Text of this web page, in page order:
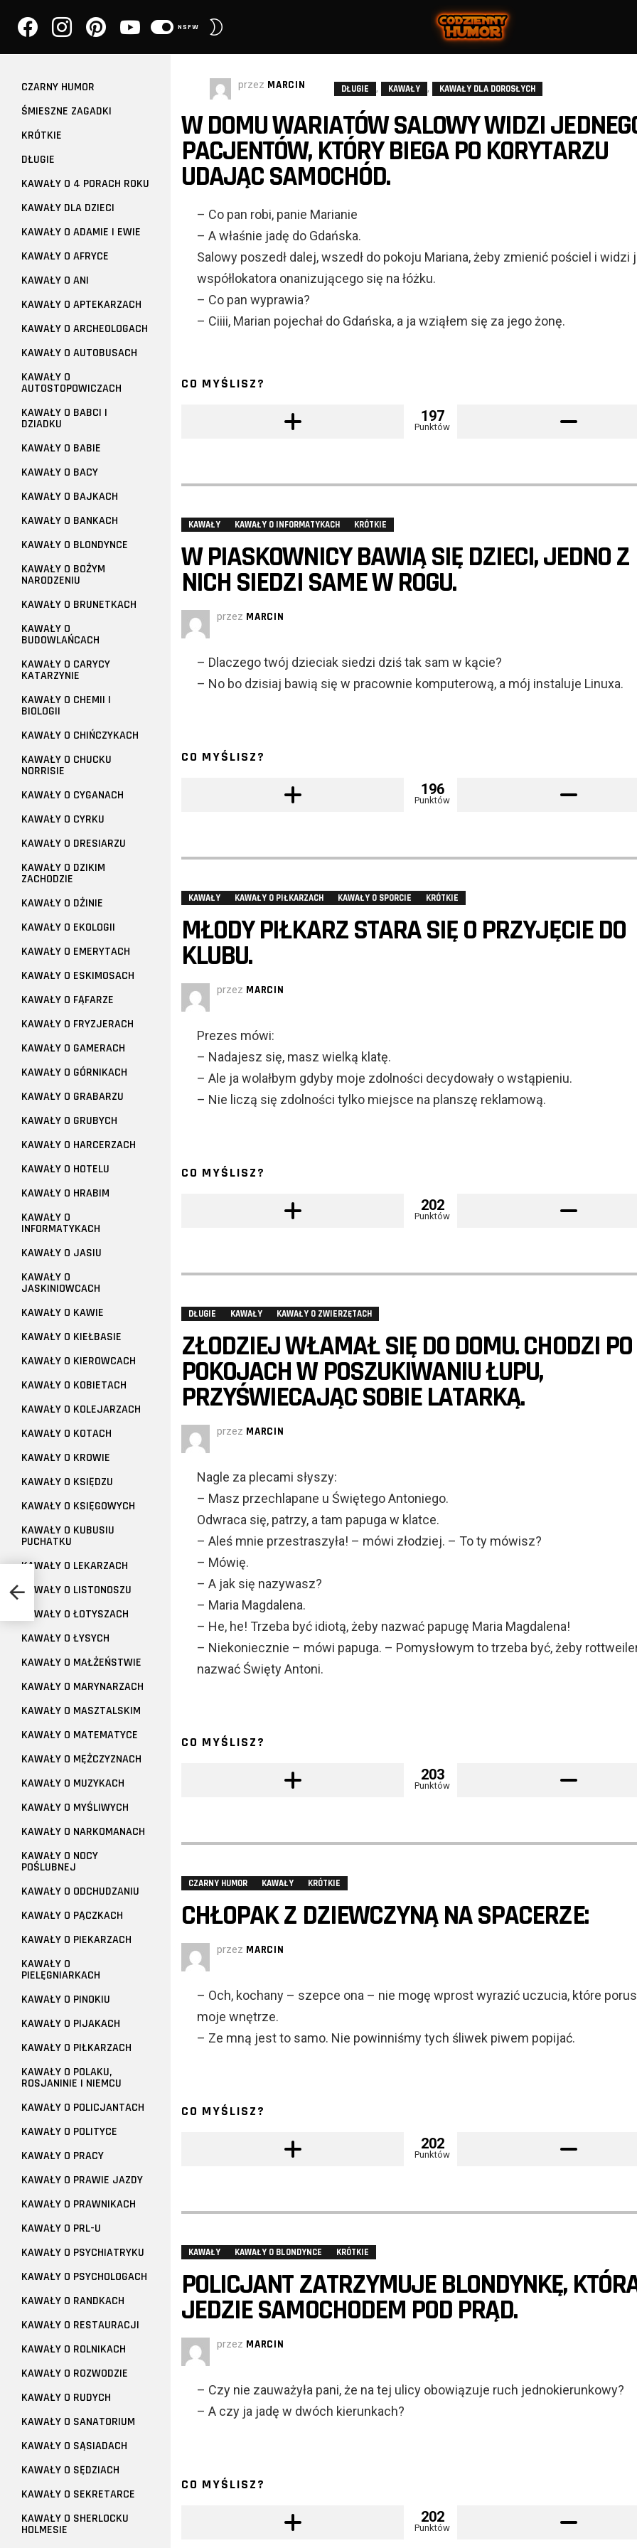
NSFW
przez MARCIN DŁUGIE , KAWAŁY , KAWAŁY DLA DOROSŁYCH
W DOMU WARIATÓW SALOWY WIDZI
PACJENTÓW, KTÓRY BIEGA PO KORYTARZU
UDAJĄC SAMOCHÓD.
– Co pan robi, panie Marianie
– A właśnie jadę do Gdańska.
Salowy poszedł dalej, wszedł do pokoju Mariana, żeby zmienić pościel i widzi
współlokatora onanizującego się na łóżku.
– Co pan wyprawia?
– Ciiii, Marian pojechał do Gdańska, a ja wziąłem się za jego żonę.
CO MYŚLISZ?
197
Punktów
KAWAŁY KAWAŁY O INFORMATYKACH KRÓTKIE
W PIASKOWNICY BAWIĄ SIĘ DZIECI, JEDNO Z
NICH SIEDZI SAME W ROGU.
przez MARCIN
– Dlaczego twój dzieciak siedzi dziś tak sam w kącie?
– No bo dzisiaj bawią się w pracownie komputerową, a mój instaluje Linuxa.
CO MYŚLISZ?
196
Punktów
KAWAŁY KAWAŁY O PIŁKARZACH KAWAŁY O SPORCIE KRÓTKIE
MŁODY PIŁKARZ STARA SIĘ O PRZYJĘCIE DO
KLUBU.
przez MARCIN
Prezes mówi:
– Nadajesz się, masz wielką klatę.
– Ale ja wolałbym gdyby moje zdolności decydowały o wstąpieniu.
– Nie liczą się zdolności tylko miejsce na planszę reklamową.
CO MYŚLISZ?
202
Punktów
DŁUGIE KAWAŁY KAWAŁY O ZWIERZĘTACH
ZŁODZIEJ WŁAMAŁ SIĘ DO DOMU. CHODZI PO
POKOJACH W POSZUKIWANIU ŁUPU,
PRZYŚWIECAJĄC SOBIE LATARKĄ.
przez MARCIN
Nagle za plecami słyszy:
– Masz przechlapane u Świętego Antoniego.
Odwraca się, patrzy, a tam papuga w klatce.
– Aleś mnie przestraszyła! – mówi złodziej. – To ty mówisz?
– Mówię.
– A jak się nazywasz?
– Maria Magdalena.
– He, he! Trzeba być idiotą, żeby nazwać papugę Maria Magdalena!
– Niekoniecznie – mówi papuga. – Pomysłowym to trzeba być, żeby
nazwać Święty Antoni.
CO MYŚLISZ?
203
Punktów
CZARNY HUMOR KAWAŁY KRÓTKIE
CHŁOPAK Z DZIEWCZYNĄ NA SPACERZE:
przez MARCIN
– Och, kochany – szepce ona – nie mogę wprost wyrazić uczucia, które
moje wnętrze.
– Ze mną jest to samo. Nie powinniśmy tych śliwek piwem popijać.
CO MYŚLISZ?
202
Punktów
KAWAŁY KAWAŁY O BLONDYNCE KRÓTKIE
POLICJANT ZATRZYMUJE BLONDYNKĘ,
JEDZIE SAMOCHODEM POD PRĄD.
przez MARCIN
– Czy nie zauważyła pani, że na tej ulicy obowiązuje ruch jednokierunkowy?
– A czy ja jadę w dwóch kierunkach?
CO MYŚLISZ?
202
Punktów
CZARNY HUMOR
ŚMIESZNE ZAGADKI
KRÓTKIE
DŁUGIE
KAWAŁY O 4 PORACH ROKU
KAWAŁY DLA DZIECI
KAWAŁY O ADAMIE I EWIE
KAWAŁY O AFRYCE
KAWAŁY O ANI
KAWAŁY O APTEKARZACH
KAWAŁY O ARCHEOLOGACH
KAWAŁY O AUTOBUSACH
KAWAŁY O
AUTOSTOPOWICZACH
KAWAŁY O BABCI I
DZIADKU
KAWAŁY O BABIE
KAWAŁY O BACY
KAWAŁY O BAJKACH
KAWAŁY O BANKACH
KAWAŁY O BLONDYNCE
KAWAŁY O BOŻYM
NARODZENIU
KAWAŁY O BRUNETKACH
KAWAŁY O
BUDOWLAŃCACH
KAWAŁY O CARYCY
KATARZYNIE
KAWAŁY O CHEMII I
BIOLOGII
KAWAŁY O CHIŃCZYKACH
KAWAŁY O CHUCKU
NORRISIE
KAWAŁY O CYGANACH
KAWAŁY O CYRKU
KAWAŁY O DRESIARZU
KAWAŁY O DZIKIM
ZACHODZIE
KAWAŁY O DŻINIE
KAWAŁY O EKOLOGII
KAWAŁY O EMERYTACH
KAWAŁY O ESKIMOSACH
KAWAŁY O FĄFARZE
KAWAŁY O FRYZJERACH
KAWAŁY O GAMERACH
KAWAŁY O GÓRNIKACH
KAWAŁY O GRABARZU
KAWAŁY O GRUBYCH
KAWAŁY O HARCERZACH
KAWAŁY O HOTELU
KAWAŁY O HRABIM
KAWAŁY O
INFORMATYKACH
KAWAŁY O JASIU
KAWAŁY O
JASKINIOWCACH
KAWAŁY O KAWIE
KAWAŁY O KIEŁBASIE
KAWAŁY O KIEROWCACH
KAWAŁY O KOBIETACH
KAWAŁY O KOLEJARZACH
KAWAŁY O KOTACH
KAWAŁY O KROWIE
KAWAŁY O KSIĘDZU
KAWAŁY O KSIĘGOWYCH
KAWAŁY O KUBUSIU
PUCHATKU
KAWAŁY O LEKARZACH
KAWAŁY O LISTONOSZU
KAWAŁY O ŁOTYSZACH
KAWAŁY O ŁYSYCH
KAWAŁY O MAŁŻEŃSTWIE
KAWAŁY O MARYNARZACH
KAWAŁY O MASZTALSKIM
KAWAŁY O MATEMATYCE
KAWAŁY O MĘŻCZYZNACH
KAWAŁY O MUZYKACH
KAWAŁY O MYŚLIWYCH
KAWAŁY O NARKOMANACH
KAWAŁY O NOCY
POŚLUBNEJ
KAWAŁY O ODCHUDZANIU
KAWAŁY O PĄCZKACH
KAWAŁY O PIEKARZACH
KAWAŁY O
PIELĘGNIARKACH
KAWAŁY O PINOKIU
KAWAŁY O PIJAKACH
KAWAŁY O PIŁKARZACH
KAWAŁY O POLAKU,
ROSJANINIE I NIEMCU
KAWAŁY O POLICJANTACH
KAWAŁY O POLITYCE
KAWAŁY O PRACY
KAWAŁY O PRAWIE JAZDY
KAWAŁY O PRAWNIKACH
KAWAŁY O PRL-U
KAWAŁY O PSYCHIATRYKU
KAWAŁY O PSYCHOLOGACH
KAWAŁY O RANDKACH
KAWAŁY O RESTAURACJI
KAWAŁY O ROLNIKACH
KAWAŁY O ROZWODZIE
KAWAŁY O RUDYCH
KAWAŁY O SANATORIUM
KAWAŁY O SĄSIADACH
KAWAŁY O SĘDZIACH
KAWAŁY O SEKRETARCE
KAWAŁY O SHERLOCKU
HOLMESIE